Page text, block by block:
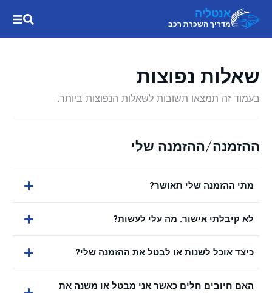
אנטליה
מדריך השכרת רכב
שאלות נפוצות
בעמוד זה תמצאו תשובות לשאלות הנפוצות ביותר.
ההזמנה/ההזמנה שלי
מתי ההזמנה שלי תאושר?
לא קיבלתי אישור. מה עלי לעשות?
כיצד אוכל לשנות או לבטל את ההזמנה שלי?
האם חיובים חלים כאשר אני מבטל או משנה את